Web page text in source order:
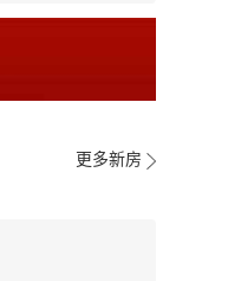
更多新房